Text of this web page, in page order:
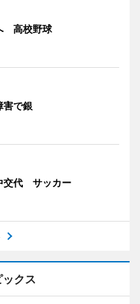
高校野球
害で銀
交代 サッカー
クス